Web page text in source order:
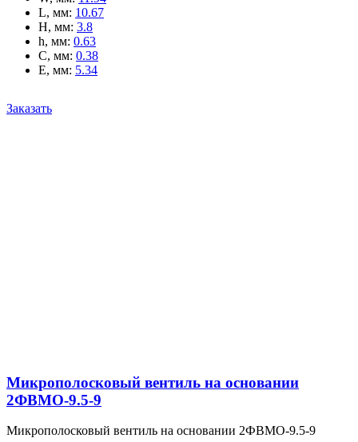
L, мм: 10.67
H, мм: 3.8
h, мм: 0.63
C, мм: 0.38
E, мм: 5.34
Заказать
Микрополосковый вентиль на основании
2ФВМO-9.5-9
Микрополосковый вентиль на основании 2ФВМO-9.5-9